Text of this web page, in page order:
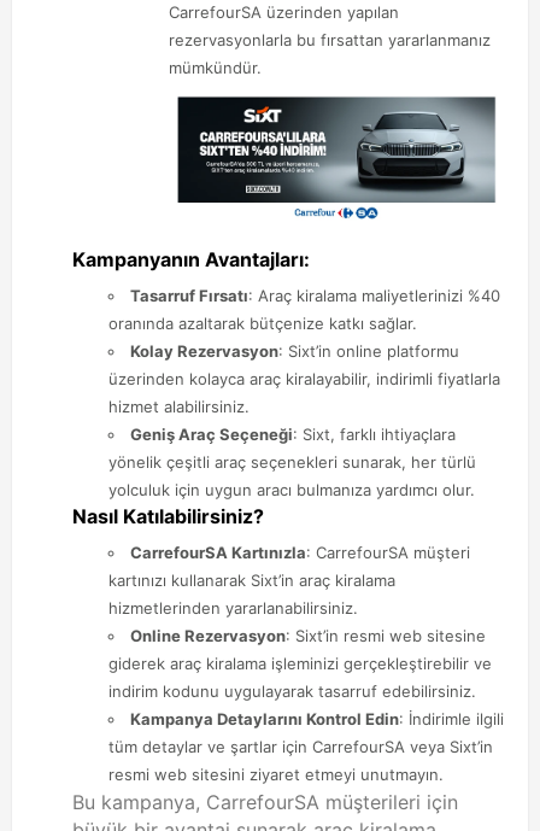
CarrefourSA üzerinden yapılan
rezervasyonlarla bu fırsattan yararlanmanız
mümkündür.
Kampanyanın Avantajları:
Tasarruf Fırsatı: Araç kiralama maliyetlerinizi %40
oranında azaltarak bütçenize katkı sağlar.
Kolay Rezervasyon: Sixt’in online platformu
üzerinden kolayca araç kiralayabilir, indirimli fiyatlarla
hizmet alabilirsiniz.
Geniş Araç Seçeneği: Sixt, farklı ihtiyaçlara
yönelik çeşitli araç seçenekleri sunarak, her türlü
yolculuk için uygun aracı bulmanıza yardımcı olur.
Nasıl Katılabilirsiniz?
CarrefourSA Kartınızla: CarrefourSA müşteri
kartınızı kullanarak Sixt’in araç kiralama
hizmetlerinden yararlanabilirsiniz.
Online Rezervasyon: Sixt’in resmi web sitesine
giderek araç kiralama işleminizi gerçekleştirebilir ve
indirim kodunu uygulayarak tasarruf edebilirsiniz.
Kampanya Detaylarını Kontrol Edin: İndirimle ilgili
tüm detaylar ve şartlar için CarrefourSA veya Sixt’in
resmi web sitesini ziyaret etmeyi unutmayın.
Bu kampanya, CarrefourSA müşterileri için